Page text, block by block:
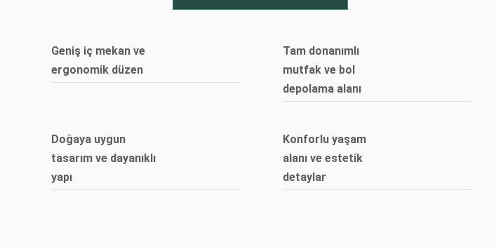
Geniş iç mekan ve
ergonomik düzen
Tam donanımlı
mutfak ve bol
depolama alanı
Doğaya uygun
tasarım ve dayanıklı
yapı
Konforlu yaşam
alanı ve estetik
detaylar